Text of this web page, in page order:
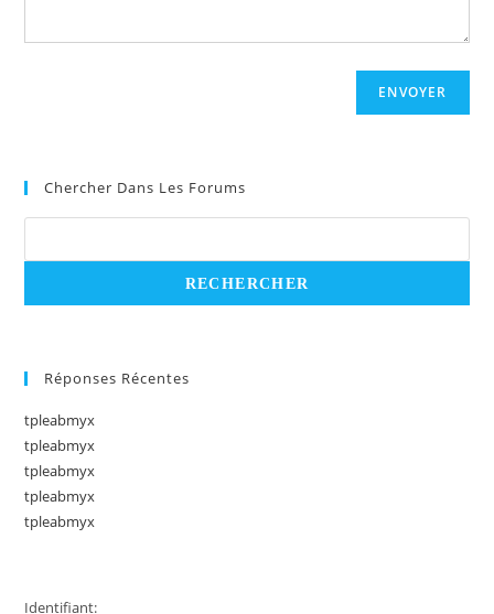
ENVOYER
Chercher Dans Les Forums
Réponses Récentes
tpleabmyx
tpleabmyx
tpleabmyx
tpleabmyx
tpleabmyx
Identifiant: